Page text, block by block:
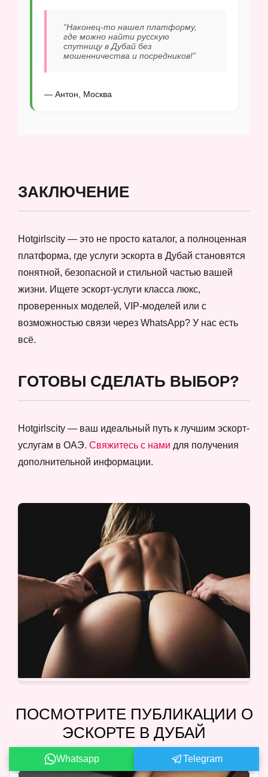
“Наконец-то нашел платформу,
где можно найти русскую
спутницу в Дубай без
мошенничества и посредников!”
— Антон, Москва
ЗАКЛЮЧЕНИЕ
Hotgirlscity — это не просто каталог, а полноценная
платформа, где услуги эскорта в Дубай становятся
понятной, безопасной и стильной частью вашей
жизни. Ищете эскорт-услуги класса люкс,
проверенных моделей, VIP-моделей или с
возможностью связи через WhatsApp? У нас есть
всё.
ГОТОВЫ СДЕЛАТЬ ВЫБОР?
Hotgirlscity — ваш идеальный путь к лучшим эскорт-
услугам в ОАЭ. Свяжитесь с нами для получения
дополнительной информации.
ПОСМОТРИТЕ ПУБЛИКАЦИИ О
ЭСКОРТЕ В ДУБАЙ
Whatsapp Telegram